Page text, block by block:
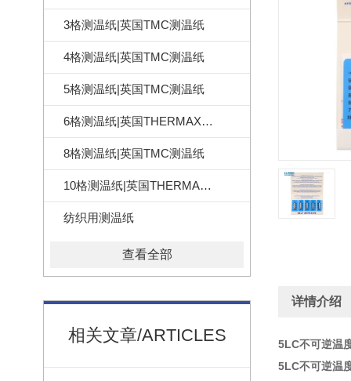
3格测温纸|英国TMC测温纸
4格测温纸|英国TMC测温纸
5格测温纸|英国TMC测温纸
6格测温纸|英国THERMAX测温纸
8格测温纸|英国TMC测温纸
10格测温纸|英国THERMAX测温纸
纺织用测温纸
查看全部
相关文章/ARTICLES
详情介绍
5LC不可逆温
5LC不可逆温